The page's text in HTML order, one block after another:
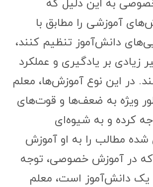
به این دلیل که
آموزشی را مطابق با
دانش‌آموز تنظیم کنند،
زیادی بر یادگیری و عملکرد
در این نوع آموزش‌ها، معلم
ویژه به ضعف‌ها و قوت‌های
کرده و به شیوه‌ای
مطالب را به او آموزش
که در آموزش خصوصی، توجه
یک دانش‌آموز است، معلم